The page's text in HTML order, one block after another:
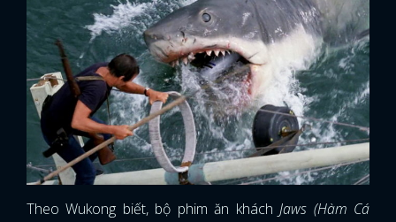
Theo Wukong biết, bộ phim ăn kháchJaws (Hàm Cá